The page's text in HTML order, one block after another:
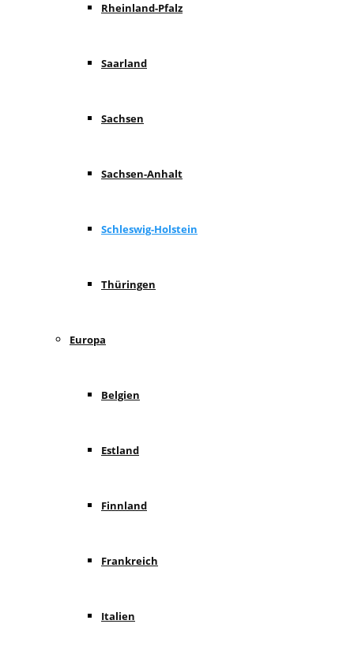
Rheinland-Pfalz
Saarland
Sachsen
Sachsen-Anhalt
Schleswig-Holstein
Thüringen
Europa
Belgien
Estland
Finnland
Frankreich
Italien